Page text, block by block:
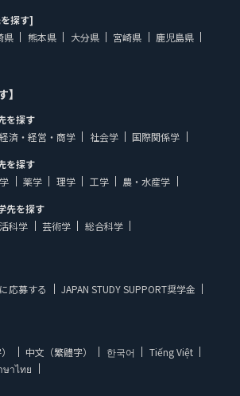
探す]
県 熊本県 大分県 宮崎県
鹿児島県
】
を探す
経済・経営・商学 社会学
国際関係学
を探す
薬学 理学 工学
農・水産学
先を探す
科学 芸術学 総合科学
応募する JAPAN STUDY SUPPORT奨学金
中文（繁體字） 한국어
Tiếng Việt
ษาไทย